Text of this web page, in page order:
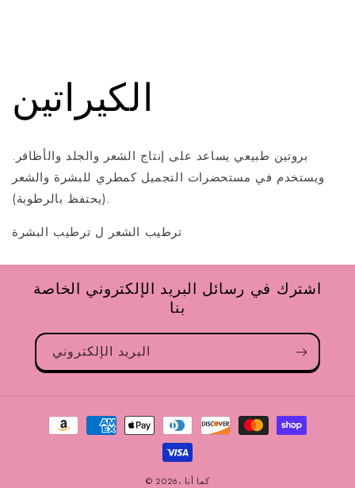
الكيراتين
بروتين طبيعي يساعد على إنتاج الشعر والجلد والأظافر.
ويستخدم في مستحضرات التجميل كمطري للبشرة والشعر
(يحتفظ بالرطوبة).
ترطيب الشعر ل ترطيب البشرة
اشترك في رسائل البريد الإلكتروني الخاصة
بنا
البريد الإلكتروني
طرق
الدفع
© 2026، كما أنا